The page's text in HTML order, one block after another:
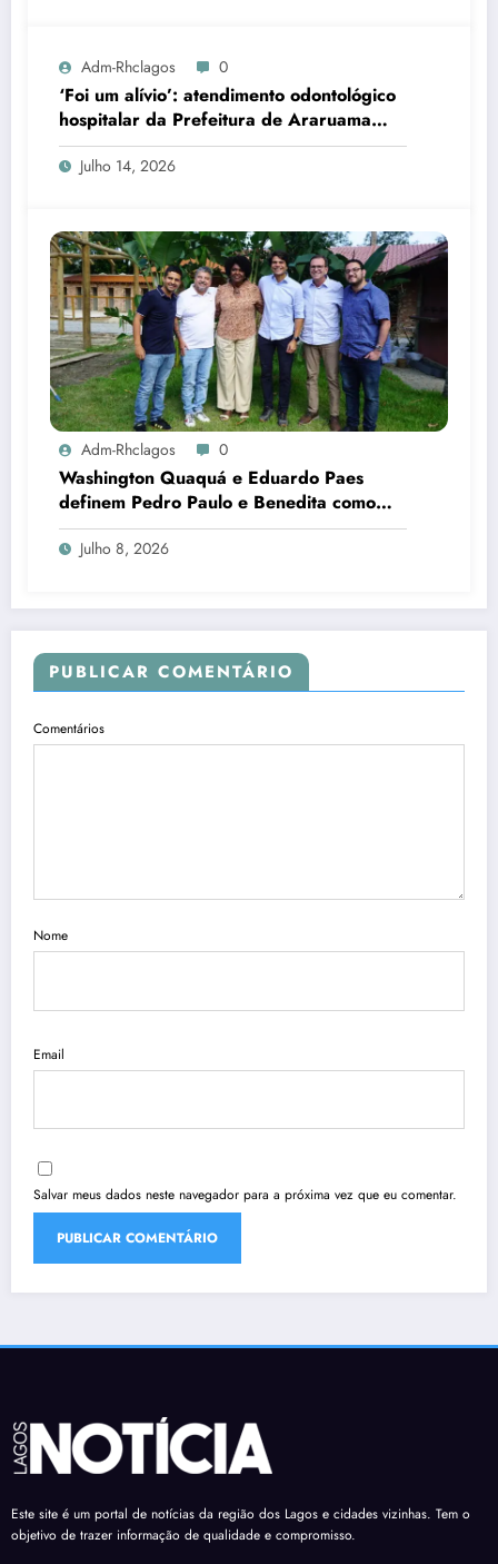
Adm-Rhclagos 0
‘Foi um alívio’: atendimento odontológico
hospitalar da Prefeitura de Araruama
transforma rotina de famílias atípicas
Julho 14, 2026
Adm-Rhclagos 0
Washington Quaquá e Eduardo Paes
definem Pedro Paulo e Benedita como
candidatos ao Senado no Rio
Julho 8, 2026
PUBLICAR COMENTÁRIO
Comentários
Nome
Email
Salvar meus dados neste navegador para a próxima vez que eu comentar.
Este site é um portal de notícias da região dos Lagos e cidades vizinhas. Tem o
objetivo de trazer informação de qualidade e compromisso.